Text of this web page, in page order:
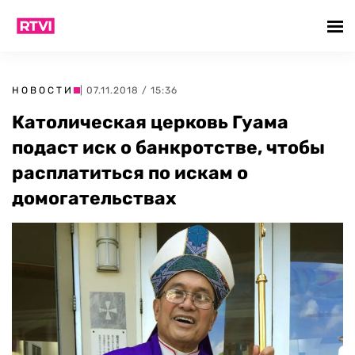
НОВОСТИ | 07.11.2018 / 15:36
Католическая церковь Гуама
подаст иск о банкротстве, чтобы
расплатиться по искам о
домогательствах